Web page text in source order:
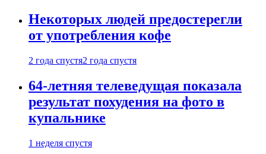
Некоторых людей предостерегли
от употребления кофе
2 года спустя2 года спустя
64-летняя телеведущая показала
результат похудения на фото в
купальнике
1 неделя спустя